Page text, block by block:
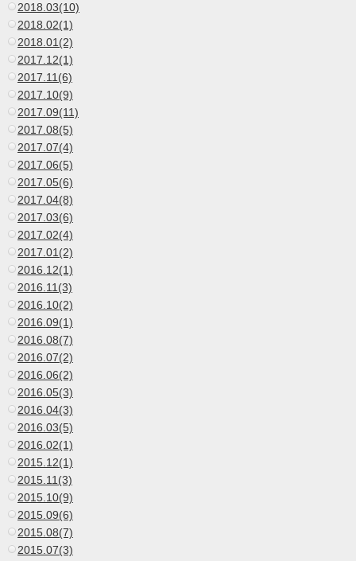
2018.03(10)
2018.02(1)
2018.01(2)
2017.12(1)
2017.11(6)
2017.10(9)
2017.09(11)
2017.08(5)
2017.07(4)
2017.06(5)
2017.05(6)
2017.04(8)
2017.03(6)
2017.02(4)
2017.01(2)
2016.12(1)
2016.11(3)
2016.10(2)
2016.09(1)
2016.08(7)
2016.07(2)
2016.06(2)
2016.05(3)
2016.04(3)
2016.03(5)
2016.02(1)
2015.12(1)
2015.11(3)
2015.10(9)
2015.09(6)
2015.08(7)
2015.07(3)